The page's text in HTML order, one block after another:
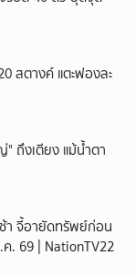
สตางค์ แตะฟองละ
" ถึงเตียง แม้น้ำตา
า จี้อายัดทรัพย์ก่อน
. 69 | NationTV22